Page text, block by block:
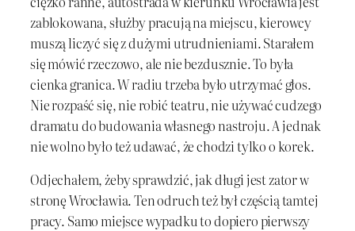
zablokowana, służby pracują na miejscu, kierowcy
muszą liczyć się z dużymi utrudnieniami. Starałem
się mówić rzeczowo, ale nie bezdusznie. To była
cienka granica. W radiu trzeba było utrzymać głos.
Nie rozpaść się, nie robić teatru, nie używać cudzego
dramatu do budowania własnego nastroju. A jednak
nie wolno było też udawać, że chodzi tylko o korek.
Odjechałem, żeby sprawdzić, jak długi jest zator w
stronę Wrocławia. Ten odruch też był częścią tamtej
pracy. Samo miejsce wypadku to dopiero pierwszy